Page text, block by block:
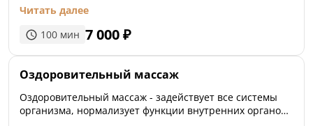
Читать далее
100 мин 7 000₽
Оздоровительный массаж
Оздоровительный массаж - задействует все системы
организма, нормализует функции внутренних органов